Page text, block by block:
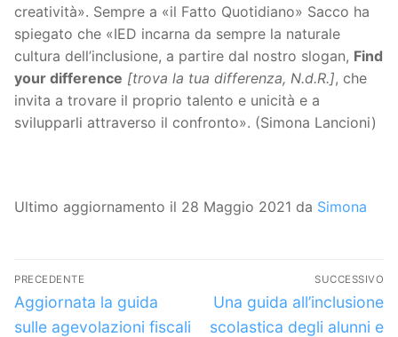
creatività». Sempre a «il Fatto Quotidiano» Sacco ha
spiegato che «IED incarna da sempre la naturale
cultura dell’inclusione, a partire dal nostro slogan, Find
your difference [trova la tua differenza, N.d.R.], che
invita a trovare il proprio talento e unicità e a
svilupparli attraverso il confronto». (Simona Lancioni)
Ultimo aggiornamento il 28 Maggio 2021 da Simona
Navigazione
articoli
PRECEDENTE
Articolo
precedente:
Aggiornata la guida
sulle agevolazioni fiscali
SUCCESSIVO
Articolo
successivo:
Una guida all’inclusione
scolastica degli alunni e